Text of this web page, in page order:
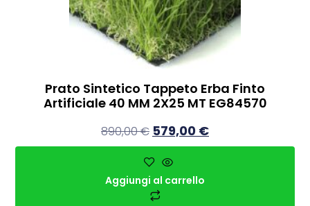
Prato Sintetico Tappeto Erba Finto
Artificiale 40 MM 2X25 MT EG84570
890,00€ 579,00 €
Aggiungi al carrello